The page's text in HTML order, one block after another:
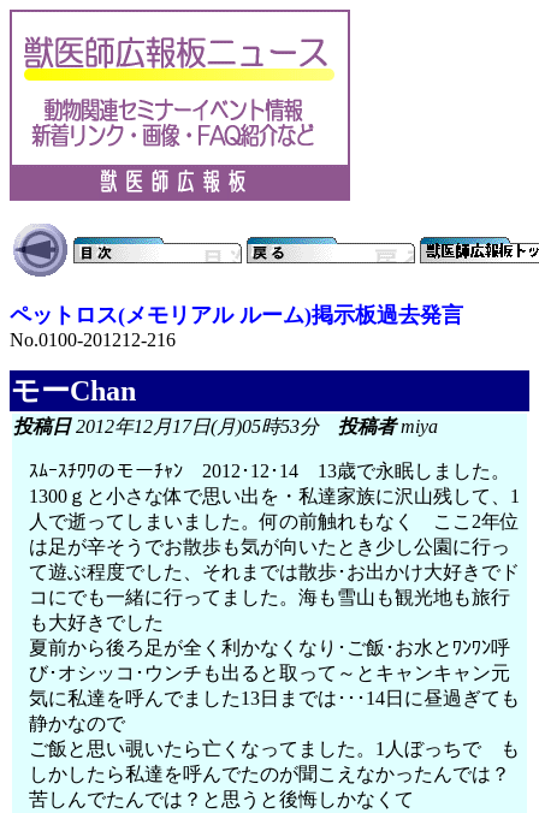
ペットロス(メモリアル ルーム)掲示板過去発言
No.0100-201212-216
モーChan
投稿日2012年12月17日(月)05時53分 投稿者miya
ｽﾑｰｽﾁﾜﾜのモーﾁｬﾝ 2012･12･14 13歳で永眠しました。
1300ｇと小さな体で思い出を・私達家族に沢山残して、1
人で逝ってしまいました。何の前触れもなく ここ2年位
は足が辛そうでお散歩も気が向いたとき少し公園に行っ
て遊ぶ程度でした、それまでは散歩･お出かけ大好きでド
コにでも一緒に行ってました。海も雪山も観光地も旅行
も大好きでした
夏前から後ろ足が全く利かなくなり･ご飯･お水とﾜﾝﾜﾝ呼
び･オシッコ･ウンチも出ると取って～とキャンキャン元
気に私達を呼んでました13日までは･･･14日に昼過ぎても
静かなので
ご飯と思い覗いたら亡くなってました。1人ぼっちで も
しかしたら私達を呼んでたのが聞こえなかったんでは？
苦しんでたんでは？と思うと後悔しかなくて